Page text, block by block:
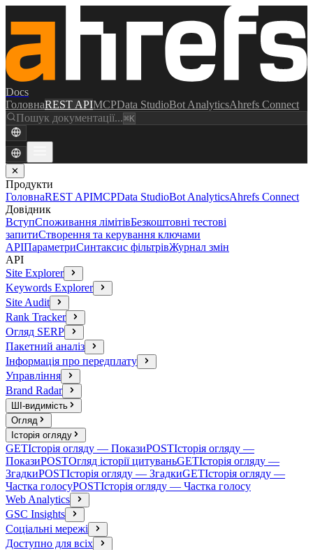
Docs
ГоловнаREST APIMCPData StudioBot AnalyticsAhrefs Connect
Пошук документації...⌘K
✕
Продукти
ГоловнаREST APIMCPData StudioBot AnalyticsAhrefs Connect
Довідник
ВступСпоживання лімітівБезкоштовні тестові
запитиСтворення та керування ключами
APIПараметриСинтаксис фільтрівЖурнал змін
API
Site Explorer
Keywords Explorer
Site Audit
Rank Tracker
Огляд SERP
Пакетний аналіз
Інформація про передплату
Управління
Brand Radar
ШІ-видимість
Огляд
Історія огляду
GETІсторія огляду — ПоказиPOSTІсторія огляду —
ПоказиPOSTОгляд історії цитуваньGETІсторія огляду —
ЗгадкиPOSTІсторія огляду — ЗгадкиGETІсторія огляду —
Частка голосуPOSTІсторія огляду — Частка голосу
Web Analytics
GSC Insights
Соціальні мережі
Доступно для всіх